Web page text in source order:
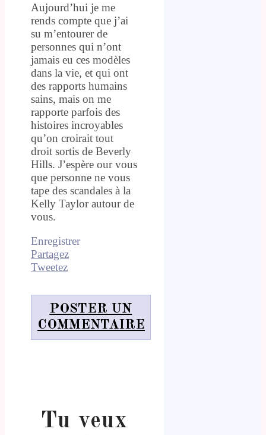
Aujourd’hui je me
rends compte que j’ai
su m’entourer de
personnes qui n’ont
jamais eu ces modèles
dans la vie, et qui ont
des rapports humains
sains, mais on me
rapporte parfois des
histoires incroyables
qu’on croirait tout
droit sortis de Beverly
Hills. J’espère our vous
que personne ne vous
tape des scandales à la
Kelly Taylor autour de
vous.
Enregistrer
Partagez
Tweetez
POSTER UN
COMMENTAIRE
Tu veux